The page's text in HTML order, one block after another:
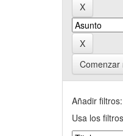
Comenzar
Añadir filtros:
Usa los